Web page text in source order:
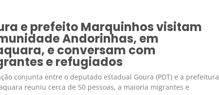
e prefeito Marquinhos visitam
Andorinhas, em
e conversam com
e refugiados
conjunta entre o deputado estadual Goura (PDT) e a prefeitura
reuniu cerca de 50 pessoas, a maioria migrantes e